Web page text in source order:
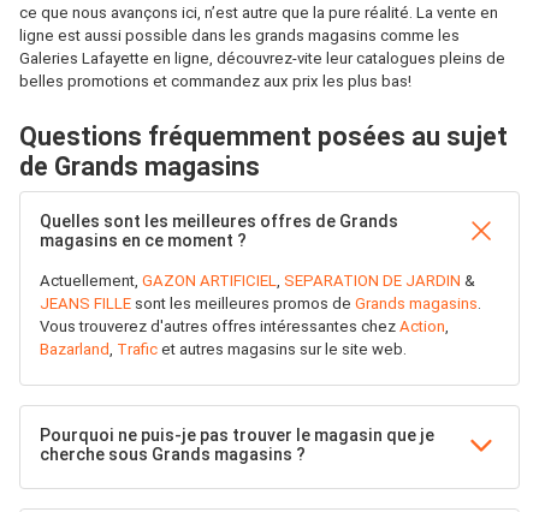
ce que nous avançons ici, n’est autre que la pure réalité. La vente en
ligne est aussi possible dans les grands magasins comme les
Galeries Lafayette en ligne, découvrez-vite leur catalogues pleins de
belles promotions et commandez aux prix les plus bas!
Questions fréquemment posées au sujet
de Grands magasins
Quelles sont les meilleures offres de Grands
magasins en ce moment ?
Actuellement, GAZON ARTIFICIEL, SEPARATION DE JARDIN &
JEANS FILLE sont les meilleures promos de Grands magasins.
Vous trouverez d'autres offres intéressantes chez Action,
Bazarland, Trafic et autres magasins sur le site web.
Pourquoi ne puis-je pas trouver le magasin que je
cherche sous Grands magasins ?